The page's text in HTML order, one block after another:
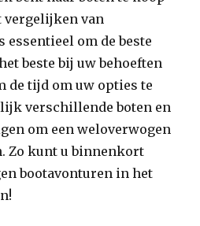
vergelijken van
om de beste
beste bij uw behoeften
de tijd om uw opties te
verschillende boten en
om een weloverwogen
Zo kunt u binnenkort
bootavonturen in het